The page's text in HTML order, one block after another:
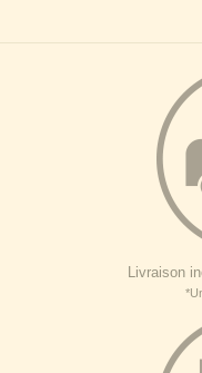
Livraison